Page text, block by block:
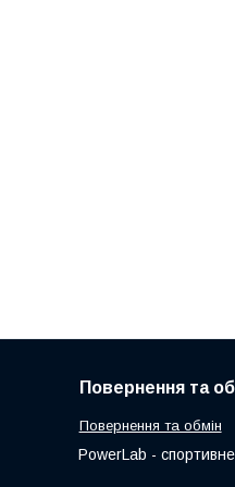
Повернення та
Повернення та обмін
PowerLab -